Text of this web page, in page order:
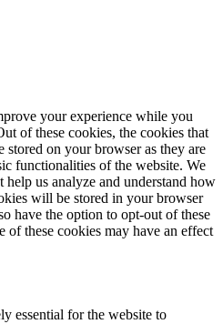
your experience while you
of these cookies, the cookies that
stored on your browser as they are
functionalities of the website. We
help us analyze and understand how
will be stored in your browser
have the option to opt-out of these
these cookies may have an effect
essential for the website to